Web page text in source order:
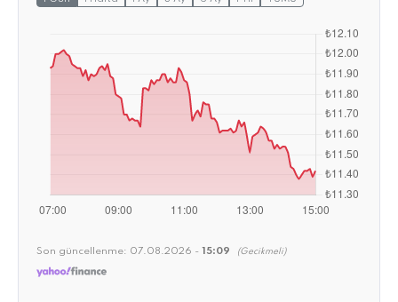
Son güncellenme: 07.08.2026 - 15:09 (Gecikmeli)